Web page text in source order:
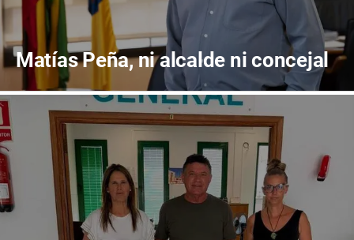
Matías Peña, ni alcalde ni concejal